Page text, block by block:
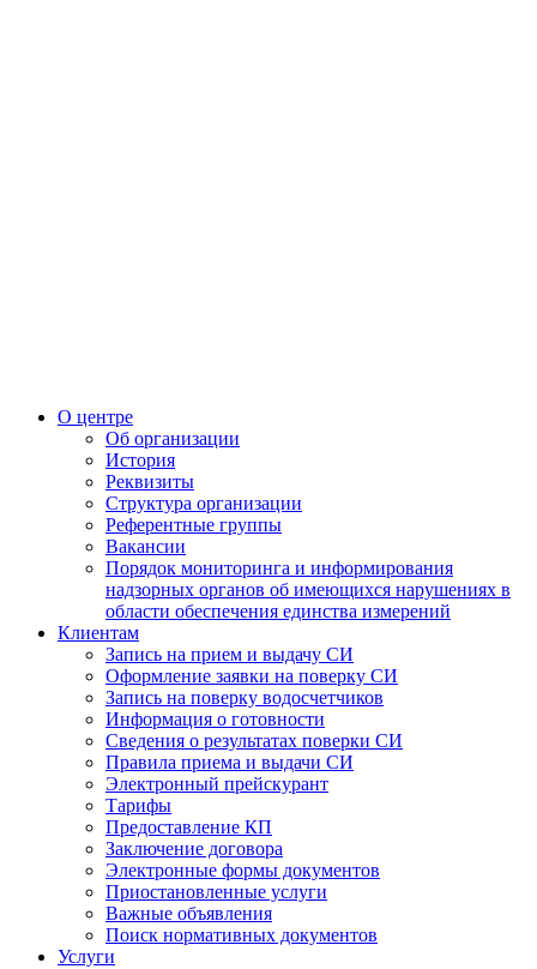
О центре
Об организации
История
Реквизиты
Структура организации
Референтные группы
Вакансии
Порядок мониторинга и информирования
надзорных органов об имеющихся нарушениях в
области обеспечения единства измерений
Клиентам
Запись на прием и выдачу СИ
Оформление заявки на поверку СИ
Запись на поверку водосчетчиков
Информация о готовности
Сведения о результатах поверки СИ
Правила приема и выдачи СИ
Электронный прейскурант
Тарифы
Предоставление КП
Заключение договора
Электронные формы документов
Приостановленные услуги
Важные объявления
Поиск нормативных документов
Услуги